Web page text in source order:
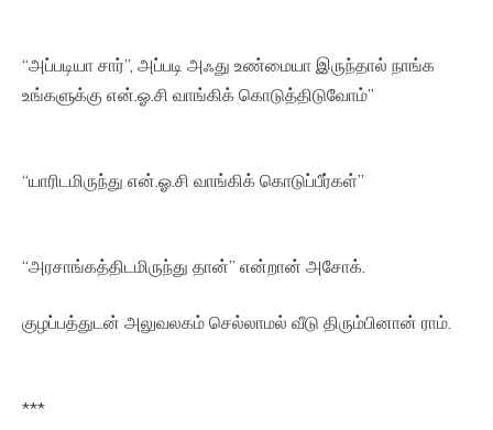
“அப்படியா சார்”, அப்படி அஃது உண்மையா இருந்தால் நாங்க
உங்களுக்கு என்.ஓ.சி வாங்கிக் கொடுத்திடுவோம்”
“யாரிடமிருந்து என்.ஓ.சி வாங்கிக் கொடுப்பீர்கள்”
“அரசாங்கத்திடமிருந்து தான்” என்றான் அசோக்.
குழப்பத்துடன் அலுவலகம் செல்லாமல் வீடு திரும்பினான் ராம்.
***